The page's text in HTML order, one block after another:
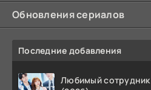
Обновления сериалов
Последние добавления
Любимый сотрудник